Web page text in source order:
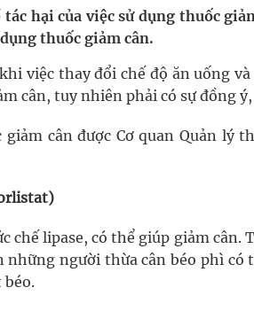
tế
đầu từ trải nghiệm thực tế
sống hàng nghìn phụ nữ mỗi năm
đại
hại của việc sử dụng thuốc
thuốc giảm cân.
việc thay đổi chế độ ăn uống
cân, tuy nhiên phải có sự đồng ý,
cân được Cơ quan Quản lý
chế lipase, có thể giúp giảm cân.
người thừa cân béo phì có
béo.